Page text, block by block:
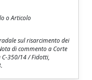
o Articolo
sul risarcimento dei
di commento a Corte
C-350/14 / Fidotti,